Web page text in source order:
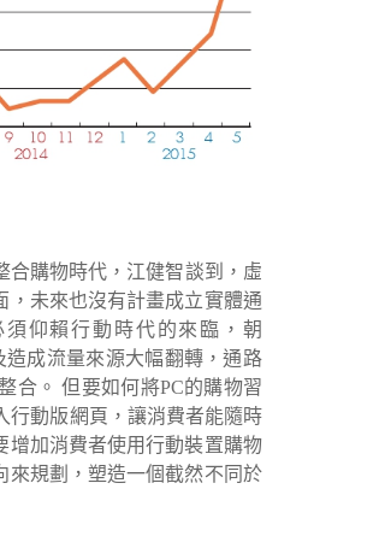
合購物時代，江健智談到，虛
，未來也沒有計畫成立實體通
仰賴行動時代的來臨，朝
造成流量來源大幅翻轉，通路
合。 但要如何將PC的購物習
行動版網頁，讓消費者能隨時
增加消費者使用行動裝置購物
來規劃，塑造一個截然不同於